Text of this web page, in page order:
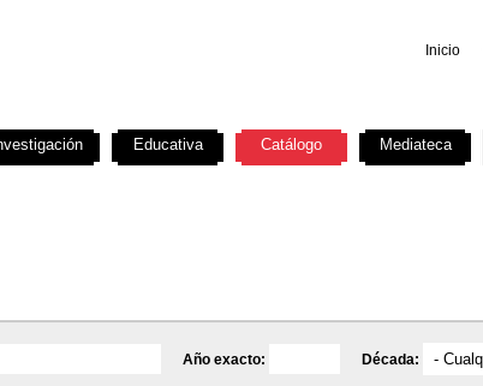
Inicio
Año exacto: Década:
Educativa Catálogo Mediateca